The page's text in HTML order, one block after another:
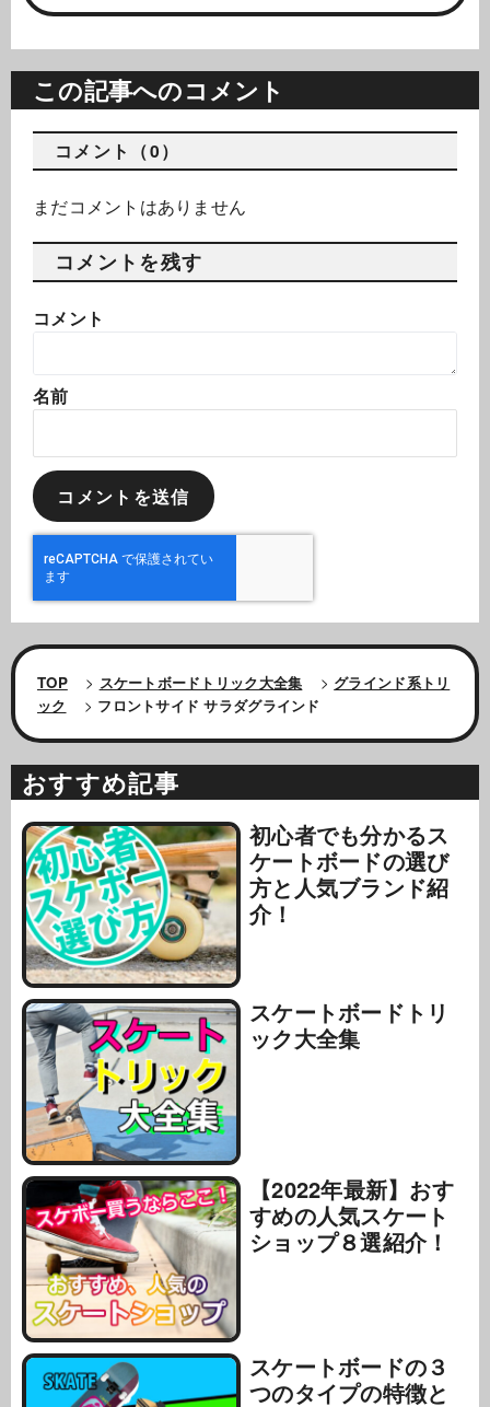
この記事へのコメント
コメント（0）
まだコメントはありません
コメントを残す
コメント
名前
TOP > スケートボードトリック大全集 > グラインド系トリ
ック
> フロントサイド サラダグラインド
おすすめ記事
初心者でも分かるス
ケートボードの選び
方と人気ブランド紹
介！
スケートボードトリ
ック大全集
【2022年最新】おす
すめの人気スケート
ショップ８選紹介！
スケートボードの３
つのタイプの特徴と